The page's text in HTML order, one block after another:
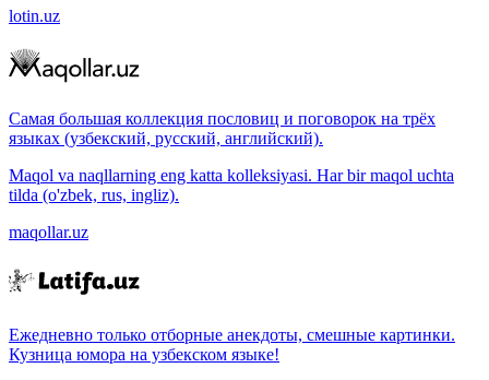
lotin.uz
Самая большая коллекция пословиц и поговорок на трёх
языках (узбекский, русский, английский).
Maqol va naqllarning eng katta kolleksiyasi. Har bir maqol uchta
tilda (o'zbek, rus, ingliz).
maqollar.uz
Ежедневно только отборные анекдоты, смешные картинки.
Кузница юмора на узбекском языке!